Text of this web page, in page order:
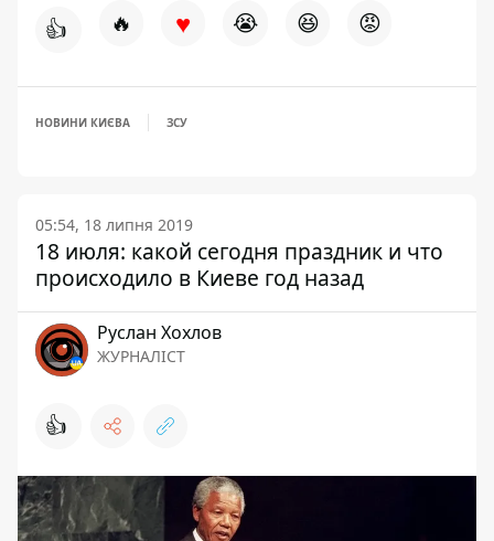
👍 🔥 ♥ 😭 😆 😡
НОВИНИ КИЄВА ЗСУ
05:54, 18 липня 2019
18 июля: какой сегодня праздник и что
происходило в Киеве год назад
Руслан Хохлов
ЖУРНАЛІСТ
👍